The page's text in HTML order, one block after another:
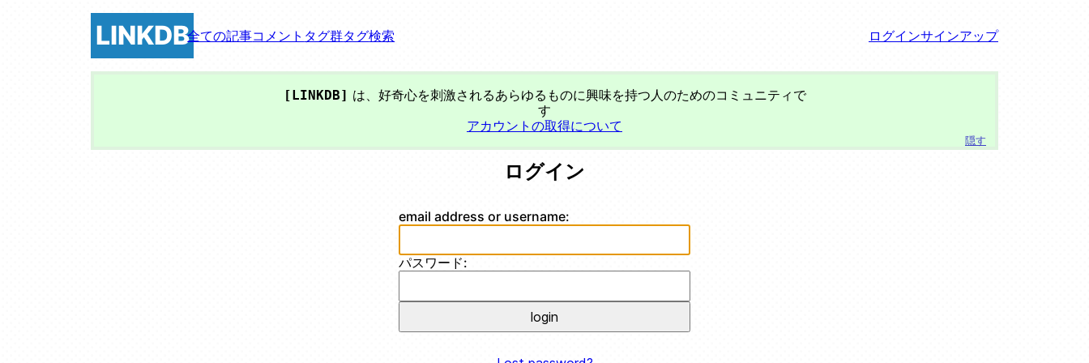
LINKDB全ての記事コメント タグ群タグ検索 ログインサインアップ
[LINKDB] は、好奇心を刺激されるあらゆるものに興味を持つ人のためのコミュニティで
す
アカウントの取得について
ログイン
email address or username:
パスワード: